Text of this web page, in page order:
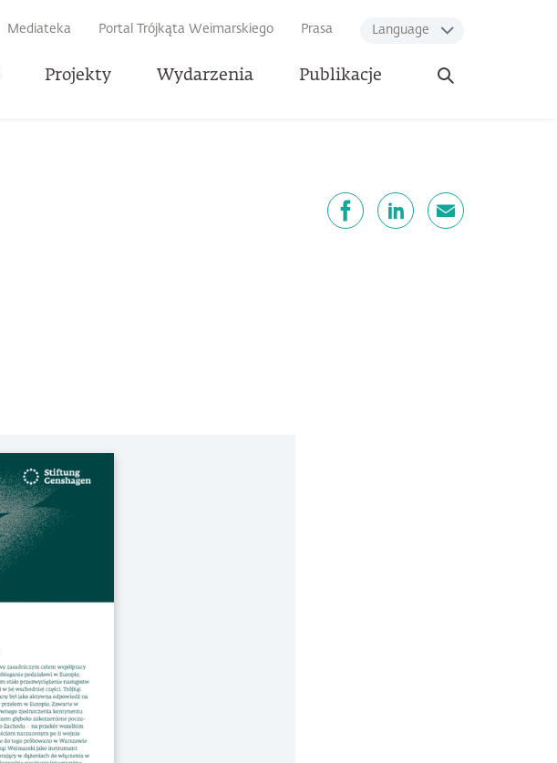
Mediateka Portal Trójkąta Weimarskiego Prasa Language
Projekty Wydarzenia Publikacje
Otwórz
wyszukiwarkę